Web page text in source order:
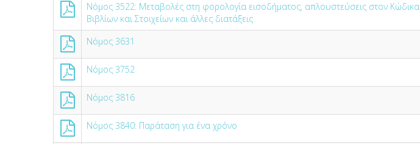
Νόμος 3522: Μεταβολές στη φορολογία εισοδήματος, απλουστεύσεις στον Κώδικα
Βιβλίων και Στοιχείων και άλλες διατάξεις
Νόμος 3631
Νόμος 3752
Νόμος 3816
Νόμος 3840: Παράταση για ένα χρόνο